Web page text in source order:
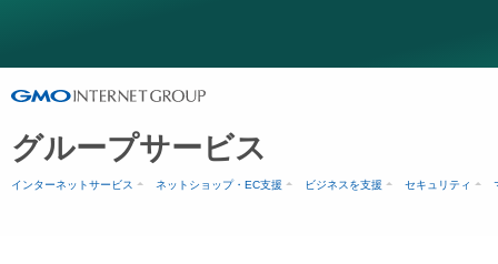
グループサービス
インターネットサービス ネットショップ・EC支援 ビジネスを支援 セキュリティ